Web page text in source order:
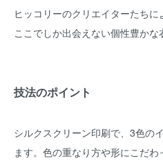
ヒッコリーのクリエイターたちに
ここでしか出会えない個性豊かな
技法のポイント
シルクスクリーン印刷で、3色の
ます。色の重なり方や形にこだ